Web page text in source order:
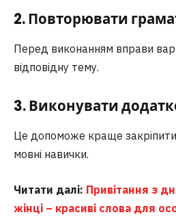
2. Повторювати
Перед виконанням вправи
відповідну тему.
3. Виконувати
Це допоможе краще
мовні навички.
Читати далі: Привітання з
жінці – красиві слова для